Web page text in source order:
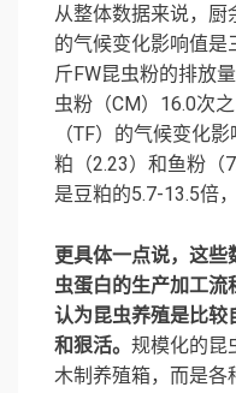
从整体数据来说，厨
的气候变化影响值是
斤FW昆虫粉的排放
虫粉（CM）16.0次
（TF）的气候变化
粕（2.23）和鱼粉（
是豆粕的5.7-13.5倍
更具体一点说，这些
虫蛋白的生产加工
认为昆虫养殖是比较
和狠活。 规模化的昆
木制养殖箱，而是各